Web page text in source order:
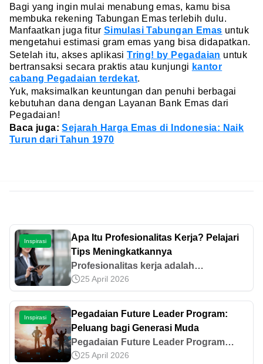
Bagi yang ingin mulai menabung emas, kamu bisa
membuka rekening Tabungan Emas terlebih dulu.
Manfaatkan juga fitur Simulasi Tabungan Emas untuk
mengetahui estimasi gram emas yang bisa didapatkan.
Setelah itu, akses aplikasiTring! by Pegadaian untuk
bertransaksi secara praktis atau kunjungi kantor
cabang Pegadaian terdekat.
Yuk, maksimalkan keuntungan dan penuhi berbagai
kebutuhan dana dengan Layanan Bank Emas dari
Pegadaian!
Baca juga:Sejarah Harga Emas di Indonesia: Naik
Turun dari Tahun 1970
Inspirasi
Apa Itu Profesionalitas Kerja? Pelajari
Tips Meningkatkannya
Profesionalitas kerja adalah
kemampuan menjalankan tugas
dengan etika, disiplin, dan tanggung
jawab. Pelajari ciri dan tips
meningkatkannya di artikel ini.
25 April 2026
Inspirasi
Pegadaian Future Leader Program:
Peluang bagi Generasi Muda
Pegadaian Future Leader Program
adalah program pengembangan talenta
25 April 2026